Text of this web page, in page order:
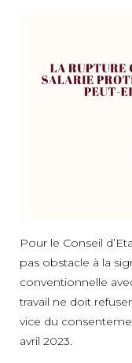
Pour le Conseil
pas obstacle à la
conventionnelle
travail ne doit
vice du
avril 2023.